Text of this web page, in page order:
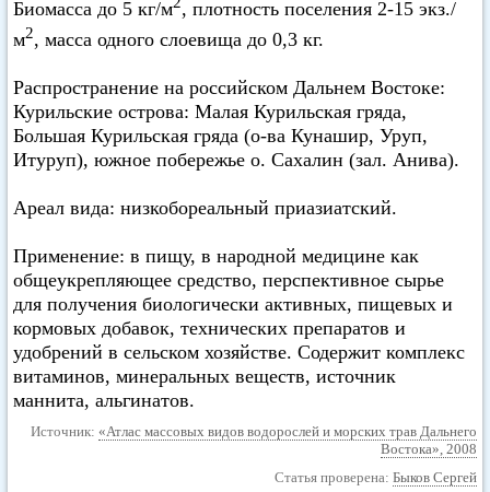
Биомасса до 5 кг/м , плотность поселения 2-15 экз./
м2, масса одного слоевища до 0,3 кг.
Распространение на российском Дальнем Востоке:
Курильские острова: Малая Курильская гряда,
Большая Курильская гряда (о-ва Кунашир, Уруп,
Итуруп), южное побережье о. Сахалин (зал. Анива).
Ареал вида: низкобореальный приазиатский.
Применение: в пищу, в народной медицине как
общеукрепляющее средство, перспективное сырье
для получения биологически активных, пищевых и
кормовых добавок, технических препаратов и
удобрений в сельском хозяйстве. Содержит комплекс
витаминов, минеральных веществ, источник
маннита, альгинатов.
Источник: «Атлас массовых видов водорослей и морских трав Дальнего
Востока», 2008
Статья проверена: Быков Сергей